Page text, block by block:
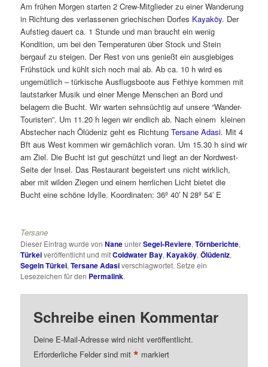
Am frühen Morgen starten 2 Crew-Mitglieder zu einer Wanderung
in Richtung des verlassenen griechischen Dorfes Kayaköy. Der
Aufstieg dauert ca. 1 Stunde und man braucht ein wenig
Kondition, um bei den Temperaturen über Stock und Stein
bergauf zu steigen. Der Rest von uns genießt ein ausgiebiges
Frühstück und kühlt sich noch mal ab. Ab ca. 10 h wird es
ungemütlich – türkische Ausflugsboote aus Fethiye kommen mit
lautstarker Musik und einer Menge Menschen an Bord und
belagern die Bucht. Wir warten sehnsüchtig auf unsere “Wander-
Touristen”. Um 11.20 h legen wir endlich ab. Nach einem kleinen
Abstecher nach Ölüdeniz geht es RichtungTersane Adasi. Mit 4
Bft aus West kommen wir gemächlich voran. Um 15.30 h sind wir
am Ziel. Die Bucht ist gut geschützt und liegt an der Nordwest-
Seite der Insel. Das Restaurant begeistert uns nicht wirklich,
aber mit wilden Ziegen und einem herrlichen Licht bietet die
Bucht eine schöne Idylle. Koordinaten:36º 40′ N 28º 54′ E
Tersane
Dieser Eintrag wurde vonNaneunterSegel-Reviere,Törnberichte,
Türkeiveröffentlicht und mitColdwater Bay,Kayaköy,Ölüdeniz,
Segeln Türkei,Tersane Adasiverschlagwortet. Setze ein
Lesezeichen für den Permalink.
Schreibe einen Kommentar
Deine E-Mail-Adresse wird nicht veröffentlicht.
Erforderliche Felder sind mit* markiert